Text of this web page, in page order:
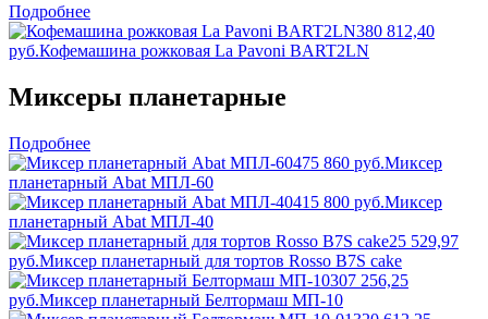
Подробнее
380 812,40
руб.Кофемашина рожковая La Pavoni BART2LN
Миксеры планетарные
Подробнее
475 860 руб.Миксер
планетарный Abat МПЛ-60
415 800 руб.Миксер
планетарный Abat МПЛ-40
25 529,97
руб.Миксер планетарный для тортов Rosso B7S cake
307 256,25
руб.Миксер планетарный Белтормаш МП-10